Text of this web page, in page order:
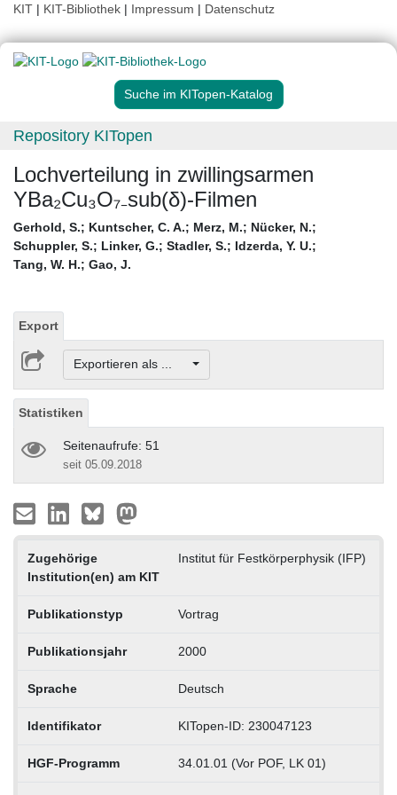
KIT | KIT-Bibliothek | Impressum | Datenschutz
Suche im KITopen-Katalog
Repository KITopen
Lochverteilung in zwillingsarmen
YBa₂Cu₃O₇₋sub(δ)-Filmen
Gerhold, S.; Kuntscher, C. A.; Merz, M.; Nücker, N.;
Schuppler, S.; Linker, G.; Stadler, S.; Idzerda, Y. U.;
Tang, W. H.; Gao, J.
Export
Exportieren als ...
Statistiken
Seitenaufrufe: 51
seit 05.09.2018
Zugehörige
Institution(en) am KIT
Institut für Festkörperphysik (IFP)
Publikationstyp Vortrag
Publikationsjahr 2000
Sprache Deutsch
Identifikator KITopen-ID: 230047123
HGF-Programm 34.01.01 (Vor POF, LK 01)